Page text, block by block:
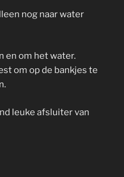
nog naar water
en om het water.
om op de bankjes te
leuke afsluiter van